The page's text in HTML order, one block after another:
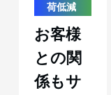
荷低減
お客様
との関
係もサ